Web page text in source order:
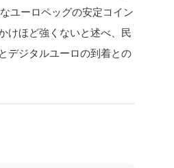
ユーロペッグの安定コイン
けほど強くないと述べ、民
デジタルユーロの到着との